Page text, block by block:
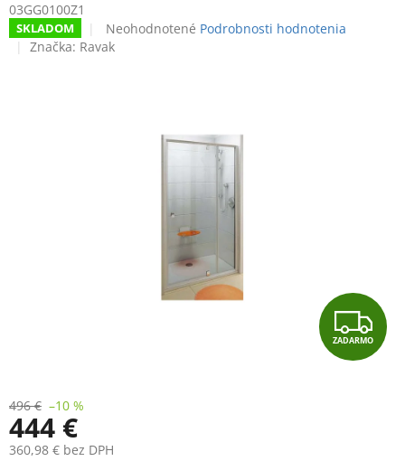
03GG0100Z1
SKLADOM
Priemerné
hodnotenie
hviezdičiek.
Neohodnotené Podrobnosti hodnotenia
Značka: Ravak
Z
A
ZADARMO
496 € –10 %
444 €
360,98 € bez DPH